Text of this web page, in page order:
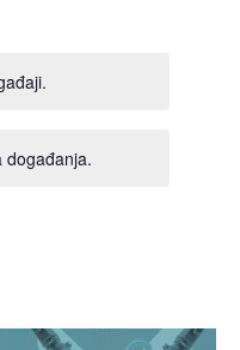
događanja.